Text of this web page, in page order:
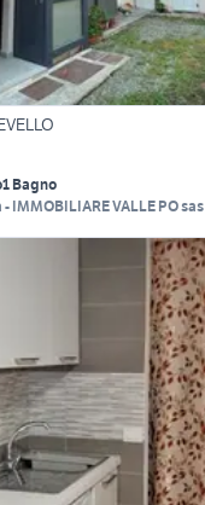
1 Bagno
IMMOBILIARE VALLE PO sas